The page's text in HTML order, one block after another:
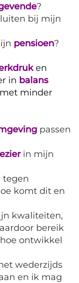
?
bij mijn
pensioen?
en
in balans
minder
passen
in mijn
tegen
komt dit en
kwaliteiten,
bereik
ontwikkel
wederzijds
en ik mag